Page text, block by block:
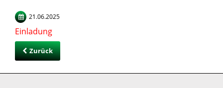
21.06.2025
Einladung
Zurück